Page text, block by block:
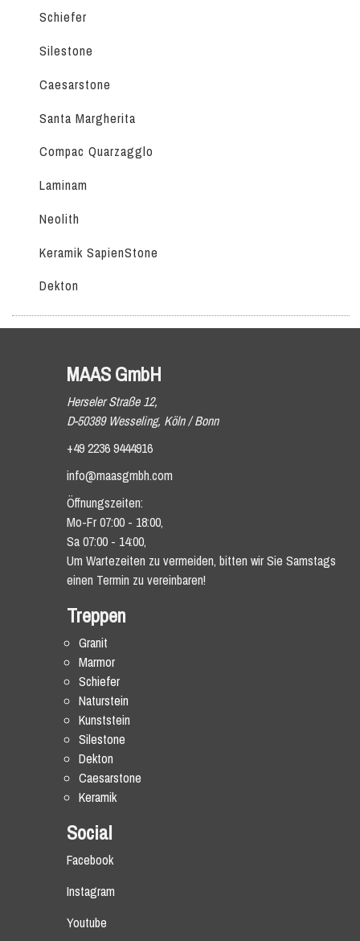
Schiefer
Silestone
Caesarstone
Santa Margherita
Compac Quarzagglo
Laminam
Neolith
Keramik SapienStone
Dekton
MAAS GmbH
Herseler Straße 12,
D-50389 Wesseling, Köln / Bonn
+49 2236 9444916
info@maasgmbh.com
Öffnungszeiten:
Mo-Fr 07:00 - 18:00,
Sa 07:00 - 14:00,
Um Wartezeiten zu vermeiden, bitten wir Sie Samstags
einen Termin zu vereinbaren!
Treppen
Granit
Marmor
Schiefer
Naturstein
Kunststein
Silestone
Dekton
Caesarstone
Keramik
Social
Facebook
Instagram
Youtube